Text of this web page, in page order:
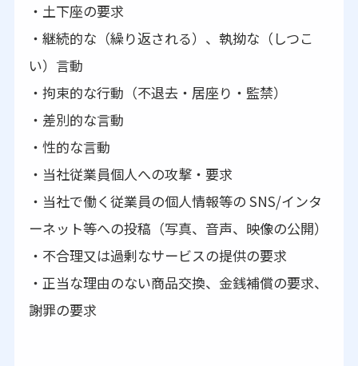
・土下座の要求
・継続的な（繰り返される）、執拗な（しつこ
い）言動
・拘束的な行動（不退去・居座り・監禁）
・差別的な言動
・性的な言動
・当社従業員個人への攻撃・要求
・当社で働く従業員の個人情報等の SNS/インタ
ーネット等への投稿（写真、音声、映像の公開）
・不合理又は過剰なサービスの提供の要求
・正当な理由のない商品交換、金銭補償の要求、
謝罪の要求